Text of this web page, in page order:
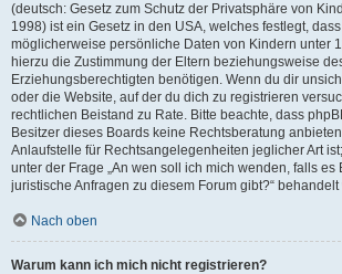
(deutsch: Gesetz zum Schutz der Privatsphäre von
1998) ist ein Gesetz in den USA, welches festlegt,
möglicherweise persönliche Daten von Kindern unter
hierzu die Zustimmung der Eltern beziehungsweise
Erziehungsberechtigten benötigen. Wenn du dir
oder die Website, auf der du dich zu registrieren
rechtlichen Beistand zu Rate. Bitte beachte, dass
Besitzer dieses Boards keine Rechtsberatung
Anlaufstelle für Rechtsangelegenheiten jeglicher Art
unter der Frage „An wen soll ich mich wenden, falls es
juristische Anfragen zu diesem Forum gibt?“
Nach oben
Warum kann ich mich nicht registrieren?